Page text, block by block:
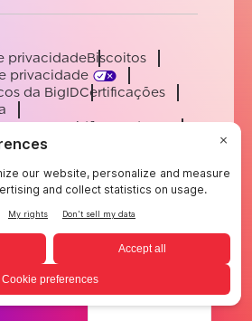
privacidadeBiscoitos
privacidade
da BigIDCertificações
a escravidão moderna
Apoiar
FrenchSpanishPortuguese
Portuguese